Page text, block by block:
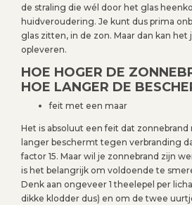
de straling die wél door het glas
huidveroudering. Je kunt dus prima
glas zitten, in de zon. Maar dan kan het
opleveren.
HOE HOGER DE
HOE LANGER DE
feit met een maar
Het is absoluut een feit dat zonnebrand
langer beschermt tegen verbranding
factor 15. Maar wil je zonnebrand zijn
is het belangrijk om voldoende te
Denk aan ongeveer 1 theelepel per
dikke klodder dus) en om de twee